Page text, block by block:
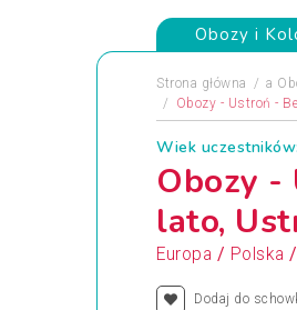
Obozy i
Strona główna a
Obozy - Ustroń -
Wiek
Obozy -
lato,
Europa / Polska /
Dodaj do